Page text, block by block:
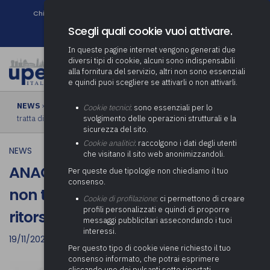
Chi siamo
Newsletter
NEWS › ANAC, Whistleblower: licenziato non tutelabile se non si
tratta di ritorsione
NEWS
ANAC, Whistleblower: licenziato
non tutelabile se non si tratta di
ritorsione
19/11/2021
Scegli quali cookie vuoi attivare.
In queste pagine internet vengono generati due
diversi tipi di cookie, alcuni sono indispensabili
alla fornitura del servizio, altri non sono essenziali
e quindi puoi scegliere se attivarli o non attivarli.
Cookie tecnici: sono essenziali per lo
svolgimento delle operazioni strutturali e la
sicurezza del sito.
Cookie analitici: raccolgono i dati degli utenti
che visitano il sito web anonimizzandoli.
Per queste due tipologie non chiediamo il tuo
consenso.
Cookie di profilazione: ci permettono di creare
profili personalizzati e quindi di proporre
messaggi pubblicitari assecondando i tuoi
interessi.
Per questo tipo di cookie viene richiesto il tuo
consenso informato, che potrai esprimere